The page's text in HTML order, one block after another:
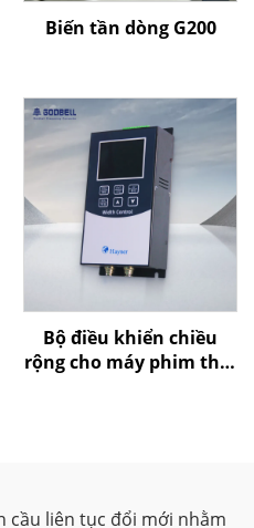
Biến tần dòng G200
Bộ điều khiển chiều
rộng cho máy phim thổi
liên tục đổi mới nhằm